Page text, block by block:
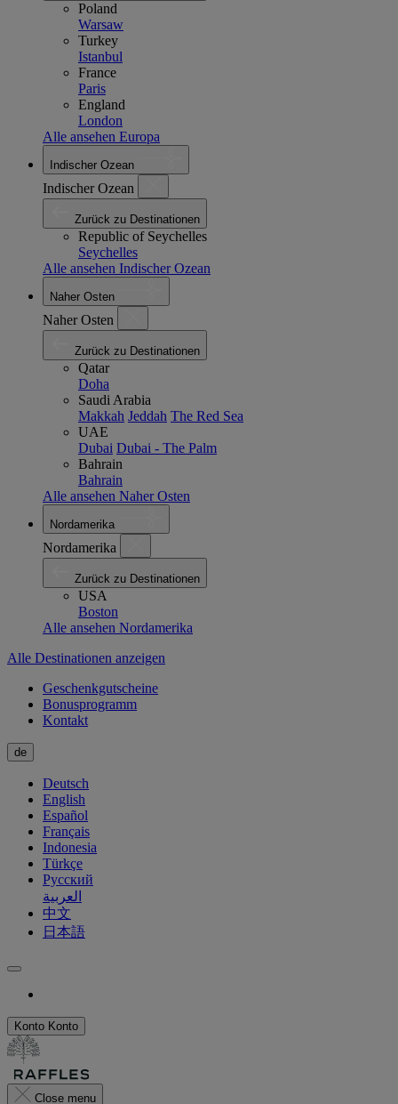
Poland
Warsaw
Turkey
Istanbul
France
Paris
England
London
Alle ansehen Europa
Indischer Ozean
Indischer Ozean
Zurück zu Destinationen
Republic of Seychelles
Seychelles
Alle ansehen Indischer Ozean
Naher Osten
Naher Osten
Zurück zu Destinationen
Qatar
Doha
Saudi Arabia
Makkah Jeddah The Red Sea
UAE
Dubai Dubai - The Palm
Bahrain
Bahrain
Alle ansehen Naher Osten
Nordamerika
Nordamerika
Zurück zu Destinationen
USA
Boston
Alle ansehen Nordamerika
Alle Destinationen anzeigen
Geschenkgutscheine
Bonusprogramm
Kontakt
de
Deutsch
English
Español
Français
Indonesia
Türkçe
Русский
العربية
中文
日本語
Konto Konto
Close menu